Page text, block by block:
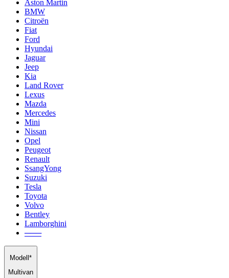
Aston Martin
BMW
Citroën
Fiat
Ford
Hyundai
Jaguar
Jeep
Kia
Land Rover
Lexus
Mazda
Mercedes
Mini
Nissan
Opel
Peugeot
Renault
SsangYong
Suzuki
Tesla
Toyota
Volvo
Bentley
Lamborghini
───
Modell*
Multivan